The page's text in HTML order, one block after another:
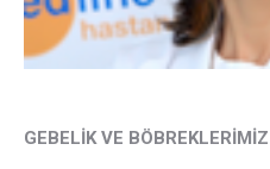
GEBELİK VE BÖBREKLERİMİZ